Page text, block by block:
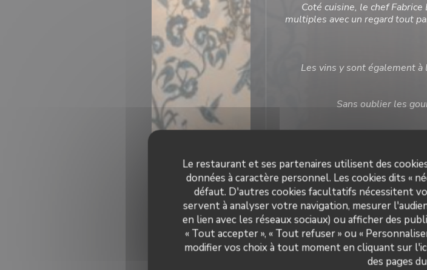
Le restaurant et ses partenaires utilisent des
données à caractère personnel. Les cookies dits «
défaut. D'autres cookies facultatifs nécessitent
servent à analyser votre navigation, mesurer
en lien avec les réseaux sociaux) ou afficher des
« Tout accepter », « Tout refuser » ou «
modifier vos choix à tout moment en cliquant sur
des pages
Coté cuisine, le chef
multiples avec un regard tout
Les vins y sont également
Sans oublier les
Restaurant